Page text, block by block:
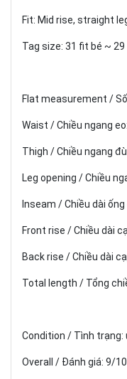
Fit: Mid rise, straight
Tag size: 31 fit bé ~ 29
Flat measurement /
Waist / Chiều ngang
Thigh / Chiều ngang
Leg opening / Chiều
Inseam / Chiều dài
Front rise / Chiều dài
Back rise / Chiều dài
Total length / Tổng
Condition / Tình trạng:
Overall / Đánh giá: 9/10